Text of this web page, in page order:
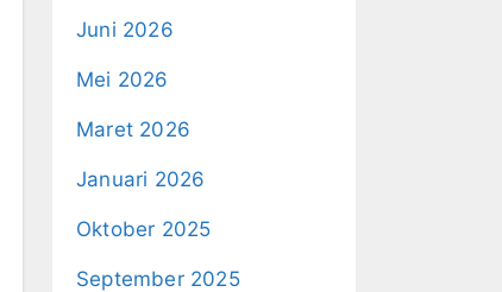
Juni 2026
Mei 2026
Maret 2026
Januari 2026
Oktober 2025
September 2025